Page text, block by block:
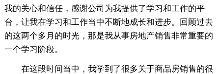
我的关心和信任，感谢公司为我提供了学习和工作的平
台，让我在学习和工作当中不断地成长和进步。回顾过去
的这两个多月的时光，那是我从事房地产销售非常重要的
一个学习阶段。
在这段时间当中，我学到了很多关于商品房销售的很